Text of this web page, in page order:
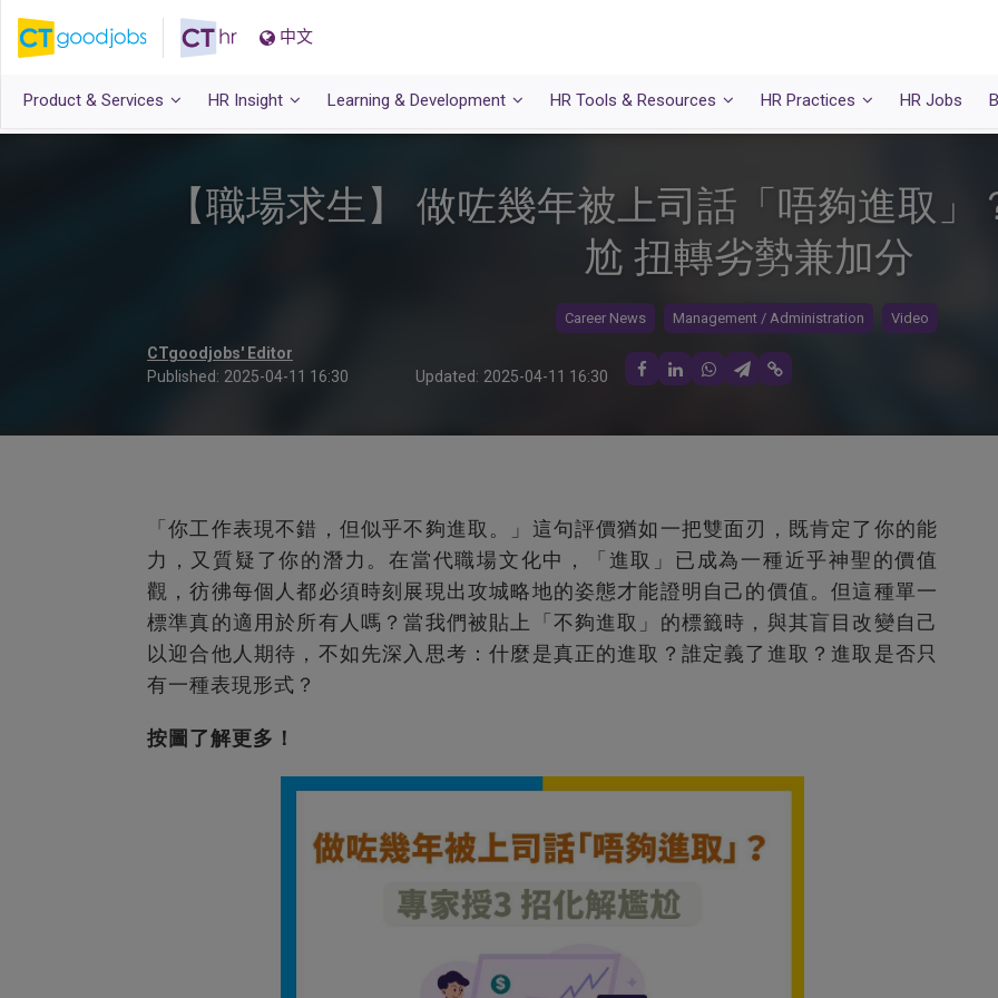
中文
Product & Services HR Insight Learning & Development HR Tools & Resources HR Practices HR Jobs
【職場求生】 做咗幾年被上司話「唔夠進取
尬 扭轉劣勢兼加分
Career News Management / Administration Video
CTgoodjobs' Editor
Published: 2025-04-11 16:30 Updated: 2025-04-11 16:30
「你工作表現不錯，但似乎不夠進取。」這句評價猶如一把雙面刃，既肯定了你的能
力，又質疑了你的潛力。在當代職場文化中，「進取」已成為一種近乎神聖的價值
觀，彷彿每個人都必須時刻展現出攻城略地的姿態才能證明自己的價值。但這種單一
標準真的適用於所有人嗎？當我們被貼上「不夠進取」的標籤時，與其盲目改變自己
以迎合他人期待，不如先深入思考：什麼是真正的進取？誰定義了進取？進取是否只
有一種表現形式？
按圖了解更多！